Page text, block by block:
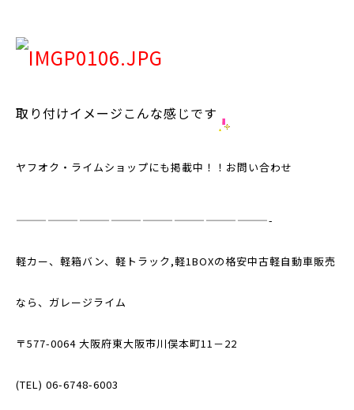
取り付けイメージこんな感じです
ヤフオク・ライムショップにも掲載中！！お問い合わせ
————————————————————————-
軽カー、軽箱バン、軽トラック,軽1BOXの格安中古軽自動車販売
なら、ガレージライム
〒577-0064 大阪府東大阪市川俣本町11－22
(TEL) 06-6748-6003